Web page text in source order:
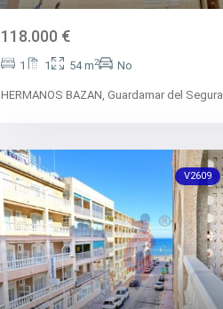
118.000 €
1 1 54 m2 No
HERMANOS BAZAN, Guardamar del Segura
V2609